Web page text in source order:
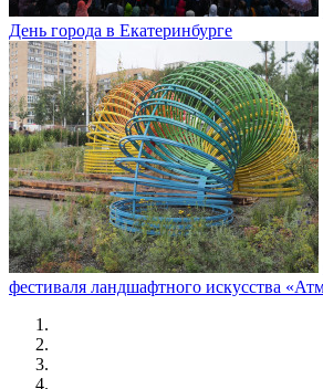
День города в Екатеринбурге
фестиваля ландшафтного искусства